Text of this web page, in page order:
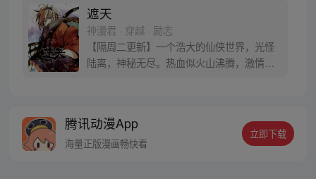
遮天
神漫君 · 穿越 · 励志
【隔周二更新】一个浩大的仙侠世界，光怪
陆离，神秘无尽。热血似火山沸腾，激情若
腾讯动漫App
海量正版漫画畅快看
立即下载